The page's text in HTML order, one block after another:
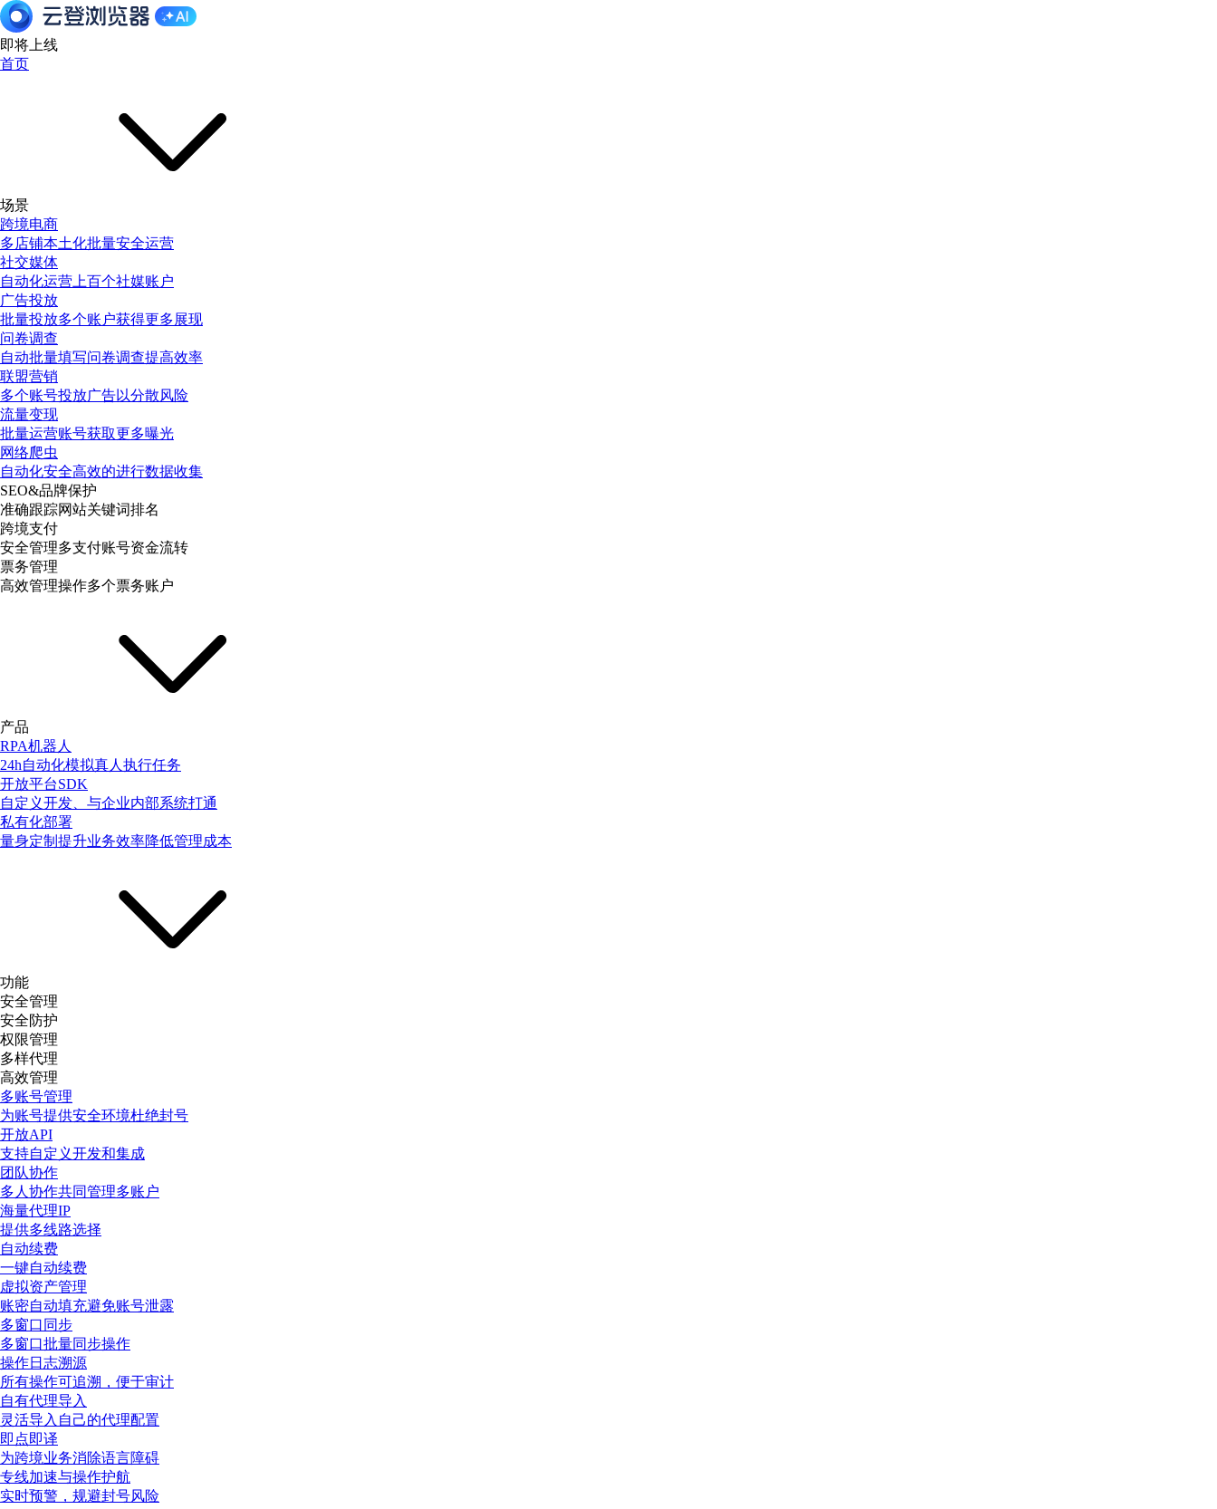
即将上线
首页
场景
跨境电商
多店铺本土化批量安全运营
社交媒体
自动化运营上百个社媒账户
广告投放
批量投放多个账户获得更多展现
问卷调查
自动批量填写问卷调查提高效率
联盟营销
多个账号投放广告以分散风险
流量变现
批量运营账号获取更多曝光
网络爬虫
自动化安全高效的进行数据收集
SEO&品牌保护
准确跟踪网站关键词排名
跨境支付
安全管理多支付账号资金流转
票务管理
高效管理操作多个票务账户
产品
RPA机器人
24h自动化模拟真人执行任务
开放平台SDK
自定义开发、与企业内部系统打通
私有化部署
量身定制提升业务效率降低管理成本
功能
安全管理
安全防护
权限管理
多样代理
高效管理
多账号管理
为账号提供安全环境杜绝封号
开放API
支持自定义开发和集成
团队协作
多人协作共同管理多账户
海量代理IP
提供多线路选择
自动续费
一键自动续费
虚拟资产管理
账密自动填充避免账号泄露
多窗口同步
多窗口批量同步操作
操作日志溯源
所有操作可追溯，便于审计
自有代理导入
灵活导入自己的代理配置
即点即译
为跨境业务消除语言障碍
专线加速与操作护航
实时预警，规避封号风险